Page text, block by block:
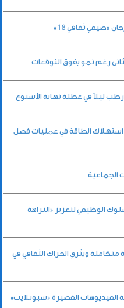
«صيفي ثقافي 18»
رغم نمو يفوق التوقعات
ليلاً في عطلة نهاية الأسبوع
استهلاك الطاقة في عمليات فصل
الجماعية
الوظيفي لتعزيز «النزاهة
ويثري الحراك الثقافي في
القصيرة «سبوتلايت»